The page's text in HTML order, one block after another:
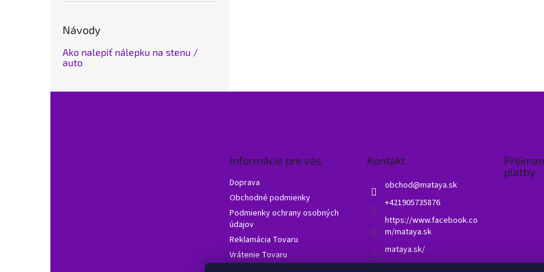
Návody
Ako nalepiť nálepku na stenu /
auto
Informácie pre vás
Doprava
Obchodné podmienky
Podmienky ochrany osobných
údajov
Reklamácia Tovaru
Vrátenie Tovaru
Kontakt
obchod@mataya.sk
+421905735876
https://www.facebook.co
m/mataya.sk
mataya.sk/
platby